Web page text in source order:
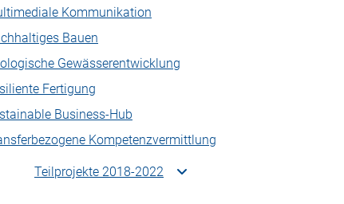
Kommunikation
Bauen
Gewässerentwicklung
Fertigung
Business-Hub
Kompetenzvermittlung
Teilprojekte 2018-2022